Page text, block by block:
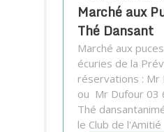
Marché aux
Thé Dansant
Marché aux
écuries de la
réservations :
ou Mr Dufour 03
Thé
le Club de l'Amitié